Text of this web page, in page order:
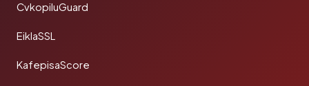
CvkopiluGuard
EiklaSSL
KafepisaScore